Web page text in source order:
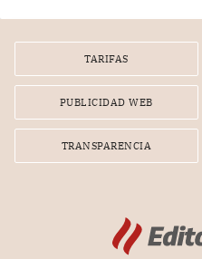
TARIFAS
PUBLICIDAD WEB
TRANSPARENCIA